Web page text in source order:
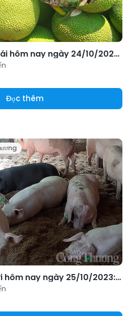
Giá mít Thái hôm nay ngày 24/10/2023: Ổn định, người dân có thể lãi đến 24.000 đồng/kg
Đọc thêm
Giá heo hơi hôm nay ngày 25/10/2023: Ghi nhận mức tăng cao nhất 3.000 đồng/kg